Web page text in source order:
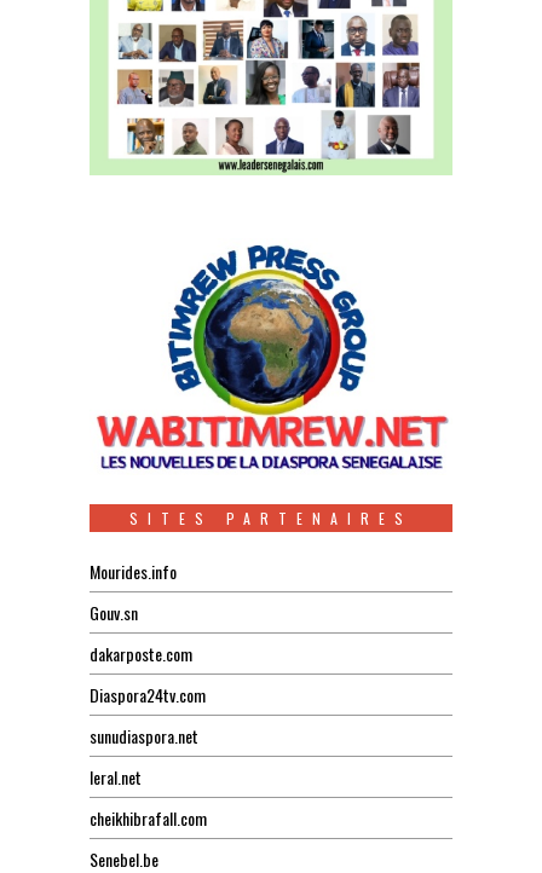
SITES PARTENAIRES
Mourides.info
Gouv.sn
dakarposte.com
Diaspora24tv.com
sunudiaspora.net
leral.net
cheikhibrafall.com
Senebel.be